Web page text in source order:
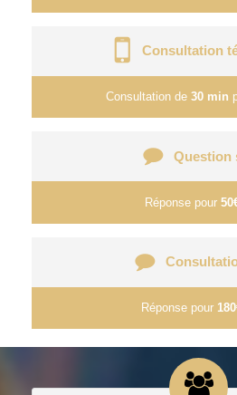
Consultation
Consultation de 30 min
Question
Réponse pour
Réponse pour